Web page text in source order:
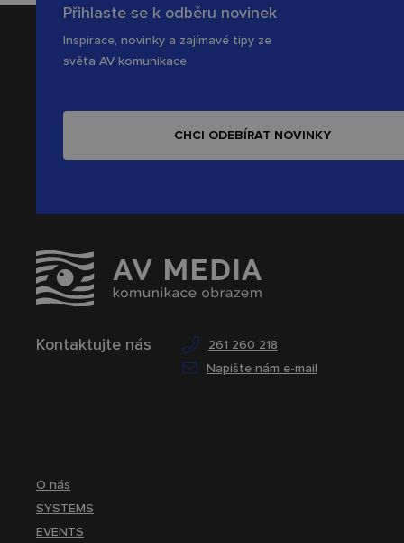
Kontaktujte nás
261 260 218
Napište nám e-mail
Přihlaste se k odběru novinek
Inspirace, novinky a zajímavé tipy ze
světa AV komunikace
CHCI ODEBÍRAT NOVINKY
O nás
SYSTEMS
EVENTS